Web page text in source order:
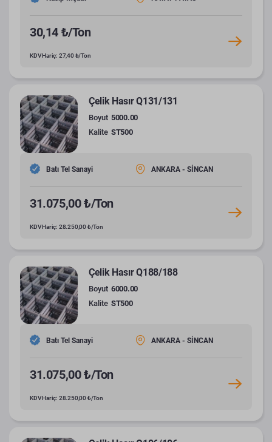
30,14 ₺/Ton
KDV Hariç: 27,40 ₺/Ton
Çelik Hasır Q131/131
Boyut 5000.00
Kalite ST500
Batı Tel Sanayi ANKARA - SİNCAN
31.075,00 ₺/Ton
KDV Hariç: 28.250,00 ₺/Ton
Çelik Hasır Q188/188
Boyut 6000.00
Kalite ST500
Batı Tel Sanayi ANKARA - SİNCAN
31.075,00 ₺/Ton
KDV Hariç: 28.250,00 ₺/Ton